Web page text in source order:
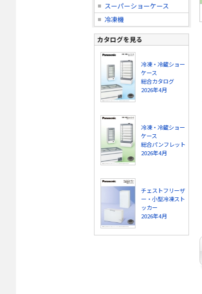
スーパーショーケース
冷凍機
カタログを見る
冷凍・冷蔵ショー
ケース
総合カタログ
2026年4月
冷凍・冷蔵ショー
ケース
総合パンフレット
2026年4月
チェストフリーザ
ー・小型冷凍スト
ッカー
2026年4月